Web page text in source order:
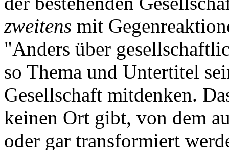
zweitens mit
"Anders über
so Thema und Untertitel
Gesellschaft mitdenken.
keinen Ort gibt, von dem
oder gar transformiert